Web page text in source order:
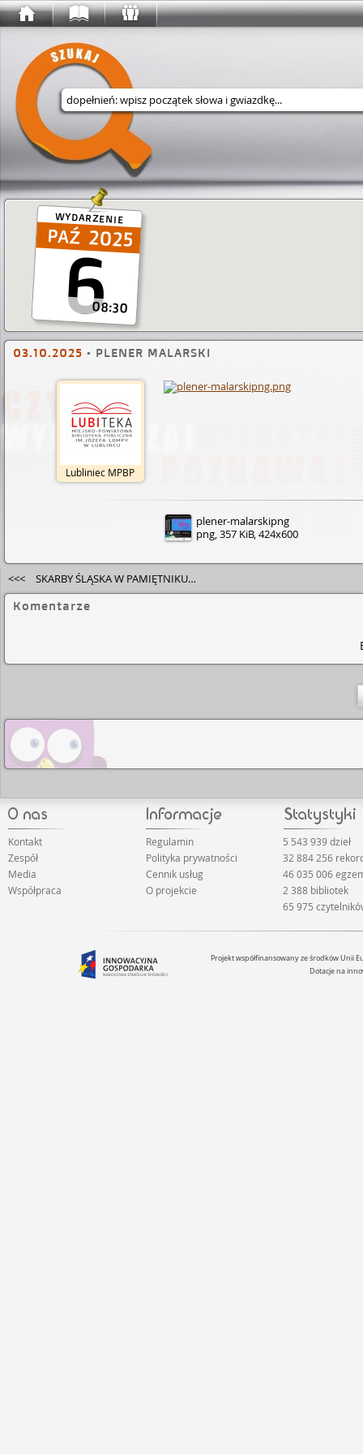
Wyszukaj w serwisie
WYDARZENIE
2025
6
08:30
03.10.2025 • PLENER MALARSKI
Lubliniec MPBP
plener-malarskipng
png, 357 KiB, 424x600
<<< SKARBY ŚLĄSKA W PAMIĘTNIKU PRABABCI
Komentarze
Kontakt
Zespół
Media
Współpraca
Regulamin
Polityka prywatności
Cennik usług
O projekcie
5 543 939 dzieł
32 884 256
46 035 006
2 388 bibliotek
65 975
Projekt współfinansowany ze środków Unii
Dotacje na